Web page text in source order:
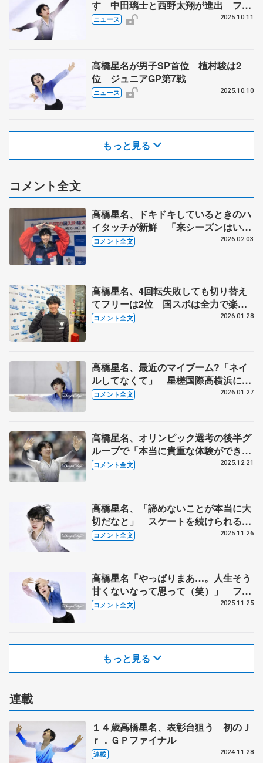
す 中田璃士と西野太翔が進出 フィ
ギュアのジュニアGP
ニュース 2025.10.11
高橋星名が男子SP首位 植村駿は2
位 ジュニアGP第7戦
ニュース 2025.10.10
もっと見る
コメント全文
高橋星名、ドキドキしているときのハ
イタッチが新鮮 「来シーズンはいろ
いろな大会でリベンジしたい」【国民
コメント全文 2026.02.03
高橋星名、4回転失敗しても切り替え
てフリーは2位 国スポは全力で楽し
みたい【全国高校スケート選手権男子
コメント全文 2026.01.28
高橋星名、最近のマイブーム?「ネイ
ルしてなくて」 星槎国際高横浜に進
学した理由って憧れの....【全国高校ス
コメント全文 2026.01.27
高橋星名、オリンピック選考の後半グ
ループで「本当に貴重な体験ができた
かな」【全日本フィギュア男子フリ
コメント全文 2025.12.21
高橋星名、「諦めないことが本当に大
切だなと」 スケートを続けられるの
か「正直に言うと、今日の朝も思って
コメント全文 2025.11.26
高橋星名「やっぱりまあ…。人生そう
甘くないなって思って（笑）」 ファ
イナルや世界ジュニアはすごく狙いす
コメント全文 2025.11.25
もっと見る
連載
１４歳高橋星名、表彰台狙う 初のＪ
ｒ．ＧＰファイナル
連載 2024.11.28